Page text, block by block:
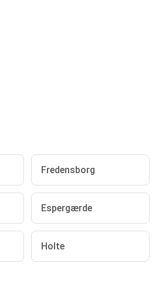
Fredensborg
Espergærde
Holte